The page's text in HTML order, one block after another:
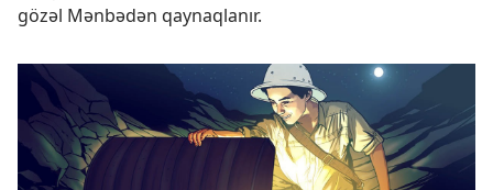
gözəl Mənbədən qaynaqlanır.